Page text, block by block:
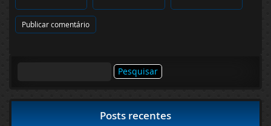
Posts recentes